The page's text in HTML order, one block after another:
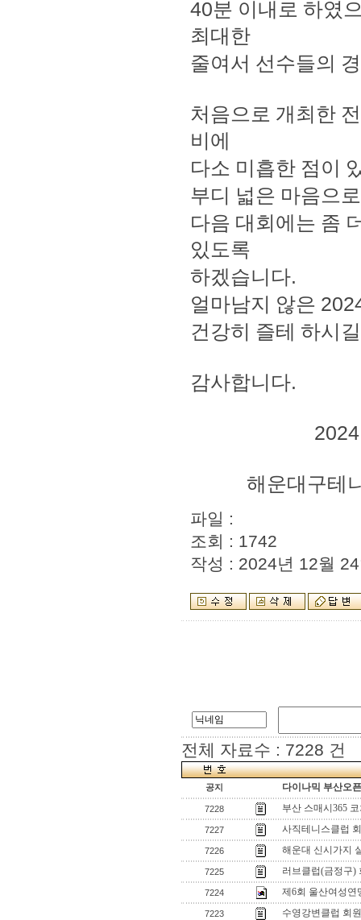
40분 이내로 하였
최대한
줄여서 선수들의
처음으로 개최한
비에
다소 미흡한 점이
부디 넓은 마음으
다음 대회에는 좀
있도록
하겠습니다.
얼마남지 않은
건강히 즐테 하시
감사합니다.
2024
해운대구테
파일 :
조회 : 1742
작성 : 2024년 12월
전체 자료수 : 7228 건
공지 다이나믹 부산오
7228 부산 스매시365
7227 사직테니스클럽
7226 해운대 신시가지
7225 러브클럽(금정구)
7224 제6회 울산여성연
7223 수영강변클럽 회